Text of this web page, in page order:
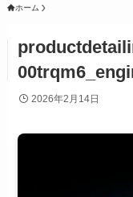
ホーム
2026年2月14日